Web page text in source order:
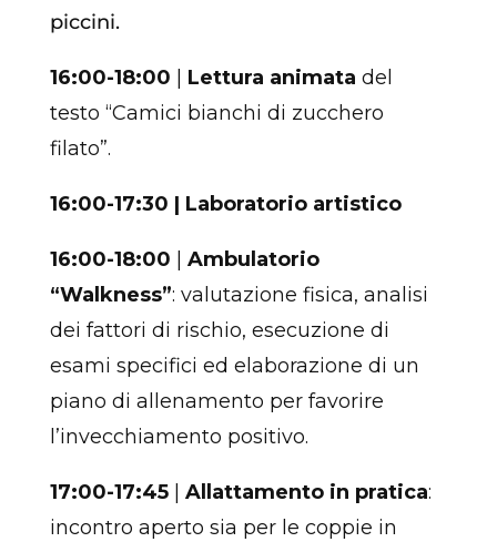
piccini.
16:00-18:00 Lettura animata del
testo “Camici bianchi di zucchero
filato”.
16:00-17:30 | Laboratorio artistico
16:00-18:00
Ambulatorio
“Walkness”: valutazione fisica, analisi
dei fattori di rischio, esecuzione di
esami specifici ed elaborazione di un
piano di allenamento per favorire
l’invecchiamento positivo.
17:00-17:45 Allattamento in pratica:
incontro aperto sia per le coppie in